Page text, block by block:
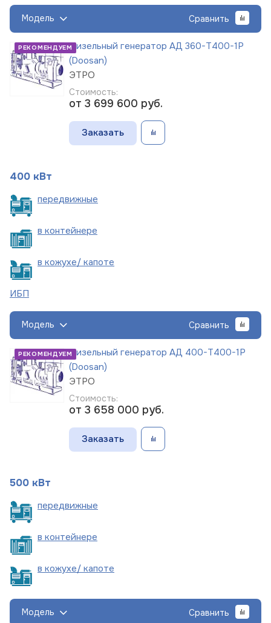
Модель Сравнить
РЕКОМЕНДУЕМДизельный генератор АД 360-Т400-1Р
(Doosan)
ЭТРО
Стоимость:
от 3 699 600 руб.
Заказать
400 кВт
передвижные
в контейнере
в кожухе/ капоте
ИБП
Модель Сравнить
РЕКОМЕНДУЕМДизельный генератор АД 400-Т400-1Р
(Doosan)
ЭТРО
Стоимость:
от 3 658 000 руб.
Заказать
500 кВт
передвижные
в контейнере
в кожухе/ капоте
Модель Сравнить